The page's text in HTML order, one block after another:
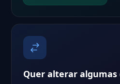
Quer alterar algumas